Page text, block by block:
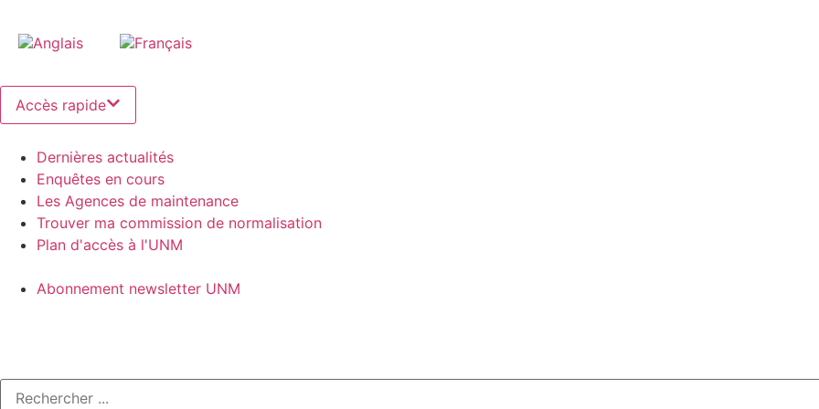
Accès rapide
Dernières actualités
Enquêtes en cours
Les Agences de maintenance
Trouver ma commission de normalisation
Plan d'accès à l'UNM
Abonnement newsletter UNM